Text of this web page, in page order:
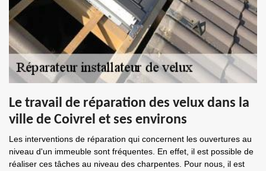
Le travail de réparation des velux dans la
ville de Coivrel et ses environs
Les interventions de réparation qui concernent les ouvertures au
niveau d'un immeuble sont fréquentes. En effet, il est possible de
réaliser ces tâches au niveau des charpentes. Pour nous, il est